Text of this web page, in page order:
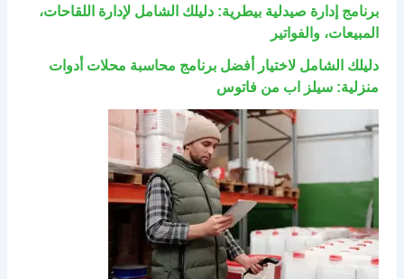
برنامج إدارة صيدلية بيطرية: دليلك الشامل لإدارة اللقاحات،
المبيعات، والفواتير
دليلك الشامل لاختيار أفضل برنامج محاسبة محلات أدوات
منزلية: سيلز اب من فاتوس